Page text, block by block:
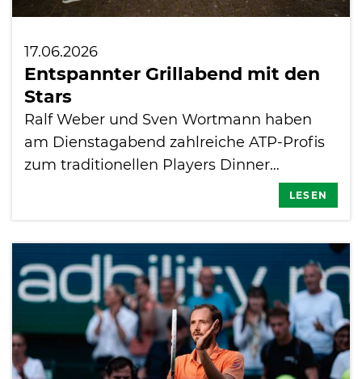
17.06.2026
Entspannter Grillabend mit den
Stars
Ralf Weber und Sven Wortmann haben
am Dienstagabend zahlreiche ATP-Profis
zum traditionellen Players Dinner…
LESEN